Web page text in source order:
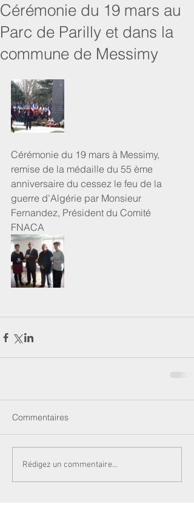
Cérémonie du 19 mars au
Parc de Parilly et dans la
commune de Messimy
Cérémonie du 19 mars à Messimy,
remise de la médaille du 55 ème
anniversaire du cessez le feu de la
guerre d'Algérie par Monsieur
Fernandez, Président du Comité
FNACA
Commentaires
Rédigez un commentaire...